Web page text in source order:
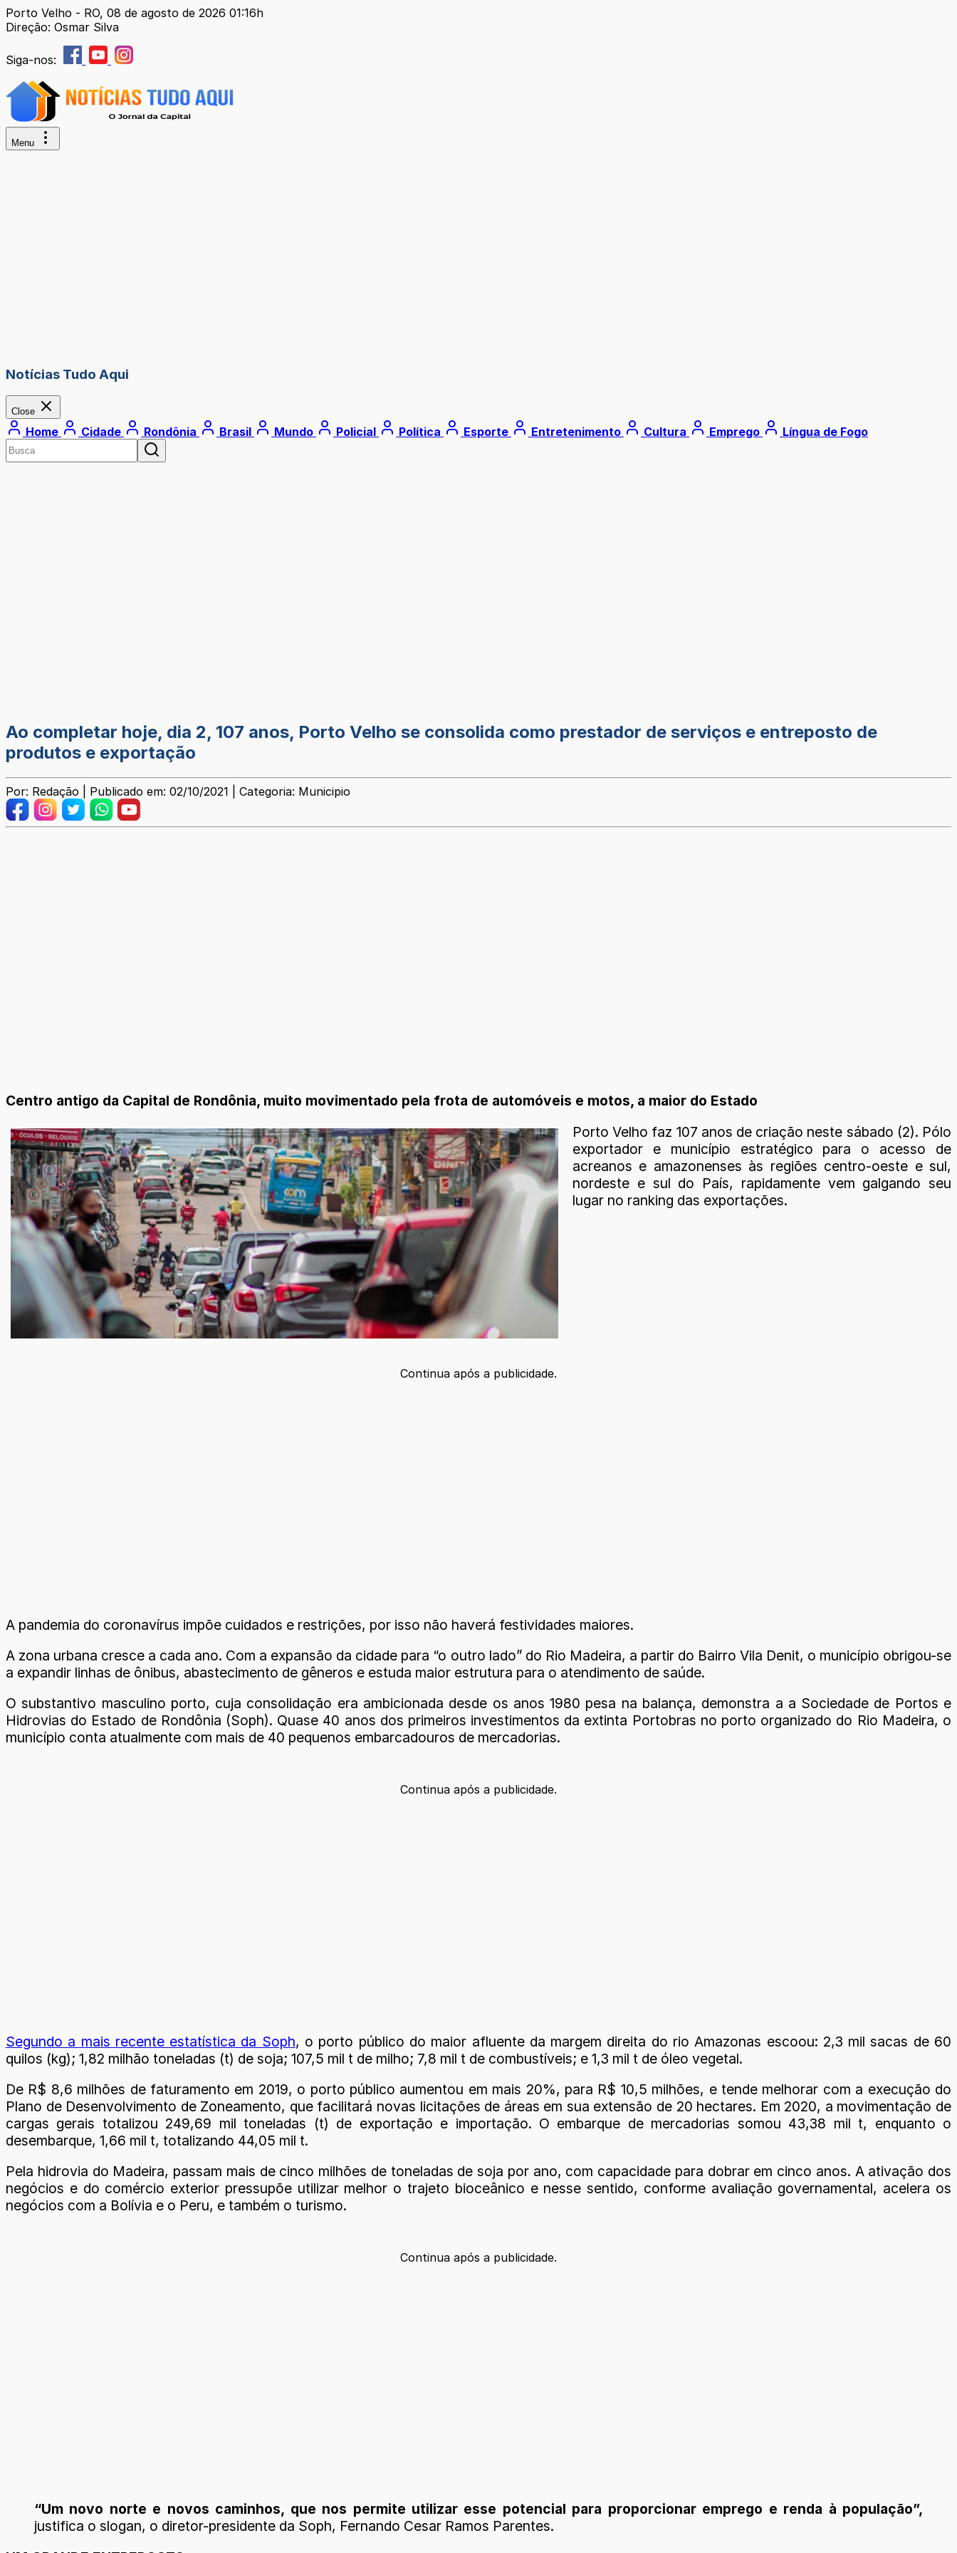
Porto Velho - RO, 08 de agosto de 2026 01:16h
Direção: Osmar Silva
Siga-nos:
Menu
Notícias Tudo Aqui
Close
Home Cidade Rondônia Brasil Mundo Policial Política Esporte Entretenimento Cultura Emprego Língua de Fogo
Ao completar hoje, dia 2, 107 anos, Porto Velho se consolida como prestador de serviços e entreposto de
produtos e exportação
Por: Redação | Publicado em: 02/10/2021 | Categoria: Municipio
Centro antigo da Capital de Rondônia, muito movimentado pela frota de automóveis e motos, a maior do Estado
Porto Velho faz 107 anos de criação neste sábado (2). Pólo
exportador e município estratégico para o acesso de
acreanos e amazonenses às regiões centro-oeste e sul,
nordeste e sul do País, rapidamente vem galgando seu
lugar no ranking das exportações.
Continua após a publicidade.
A pandemia do coronavírus impõe cuidados e restrições, por isso não haverá festividades maiores.
A zona urbana cresce a cada ano. Com a expansão da cidade para “o outro lado” do Rio Madeira, a partir do Bairro Vila Denit, o município obrigou-se
a expandir linhas de ônibus, abastecimento de gêneros e estuda maior estrutura para o atendimento de saúde.
O substantivo masculino porto, cuja consolidação era ambicionada desde os anos 1980 pesa na balança, demonstra a a Sociedade de Portos e
Hidrovias do Estado de Rondônia (Soph). Quase 40 anos dos primeiros investimentos da extinta Portobras no porto organizado do Rio Madeira, o
município conta atualmente com mais de 40 pequenos embarcadouros de mercadorias.
Continua após a publicidade.
Segundo a mais recente estatística da Soph, o porto público do maior afluente da margem direita do rio Amazonas escoou: 2,3 mil sacas de 60
quilos (kg); 1,82 milhão toneladas (t) de soja; 107,5 mil t de milho; 7,8 mil t de combustíveis; e 1,3 mil t de óleo vegetal.
De R$ 8,6 milhões de faturamento em 2019, o porto público aumentou em mais 20%, para R$ 10,5 milhões, e tende melhorar com a execução do
Plano de Desenvolvimento de Zoneamento, que facilitará novas licitações de áreas em sua extensão de 20 hectares. Em 2020, a movimentação de
cargas gerais totalizou 249,69 mil toneladas (t) de exportação e importação. O embarque de mercadorias somou 43,38 mil t, enquanto o
desembarque, 1,66 mil t, totalizando 44,05 mil t.
Pela hidrovia do Madeira, passam mais de cinco milhões de toneladas de soja por ano, com capacidade para dobrar em cinco anos. A ativação dos
negócios e do comércio exterior pressupõe utilizar melhor o trajeto bioceânico e nesse sentido, conforme avaliação governamental, acelera os
negócios com a Bolívia e o Peru, e também o turismo.
Continua após a publicidade.
“Um novo norte e novos caminhos, que nos permite utilizar esse potencial para proporcionar emprego e renda à população”,
justifica o slogan, o diretor-presidente da Soph, Fernando Cesar Ramos Parentes.